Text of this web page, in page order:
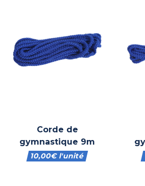
Corde de
gymnastique 9m
10,00€l'unité